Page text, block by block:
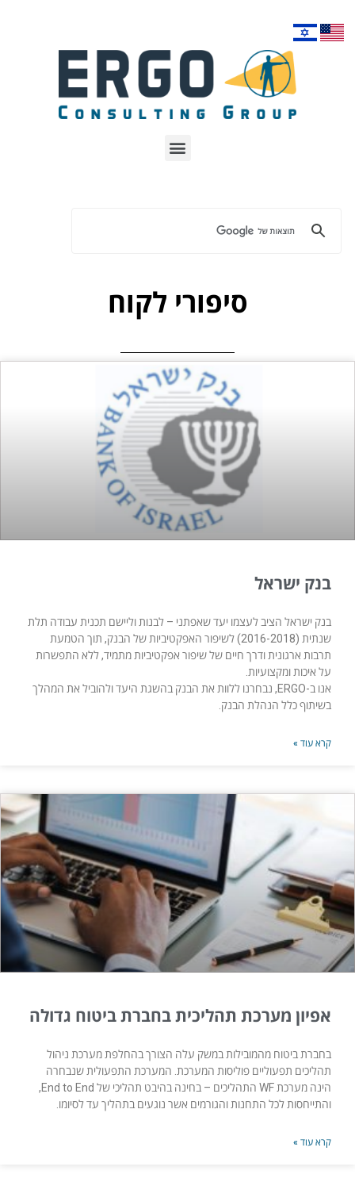
סיפורי לקוח
בנק ישראל
בנק ישראל הציב לעצמו יעד שאפתני – לבנות וליישם תכנית עבודה תלת
שנתית (2016-2018) לשיפור האפקטיביות של הבנק, תוך הטמעת
תרבות ארגונית ודרך חיים של שיפור אפקטיביות מתמיד, ללא התפשרות
על איכות ומקצועיות.
אנו ב-ERGO, נבחרנו ללוות את הבנק בהשגת היעד ולהוביל את המהלך
בשיתוף כלל הנהלת הבנק.
קרא עוד »
אפיון מערכת תהליכית בחברת ביטוח גדולה
בחברת ביטוח מהמובילות במשק עלה הצורך בהחלפת מערכת ניהול
תהליכים תפעוליים פוליסות המערכת. המערכת התפעולית שנבחרה
הינה מערכת WF התהליכים – בחינה בהיבט תהליכי של End to End,
והתייחסות לכל התחנות והגורמים אשר נוגעים בתהליך עד לסיומו.
קרא עוד »